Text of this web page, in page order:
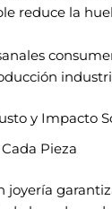
reduce la
y Impacto
Pieza
joyería